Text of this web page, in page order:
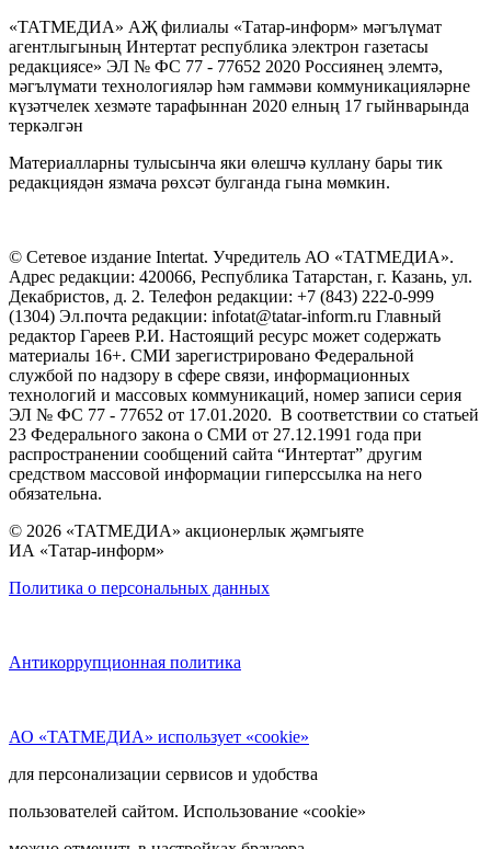
«ТАТМЕДИА» АҖ филиалы «Татар-информ» мәгълүмат
агентлыгының Интертат республика электрон газетасы
редакциясе» ЭЛ № ФС 77 - 77652 2020 Россиянең элемтә,
мәгълүмати технологияләр һәм гаммәви коммуникацияләрне
күзәтчелек хезмәте тарафыннан 2020 елның 17 гыйнварында
теркәлгән
Материалларны тулысынча яки өлешчә куллану бары тик
редакциядән язмача рөхсәт булганда гына мөмкин.
© Сетевое издание Intertat. Учредитель АО «ТАТМЕДИА».
Адрес редакции: 420066, Республика Татарстан, г. Казань, ул.
Декабристов, д. 2. Телефон редакции: +7 (843) 222-0-999
(1304) Эл.почта редакции: infotat@tatar-inform.ru Главный
редактор Гареев Р.И. Настоящий ресурс может содержать
материалы 16+. СМИ зарегистрировано Федеральной
службой по надзору в сфере связи, информационных
технологий и массовых коммуникаций, номер записи серия
ЭЛ № ФС 77 - 77652 от 17.01.2020. В соответствии со статьей
23 Федерального закона о СМИ от 27.12.1991 года при
распространении сообщений сайта “Интертат” другим
средством массовой информации гиперссылка на него
обязательна.
© 2026 «ТАТМЕДИА» акционерлык җәмгыяте
ИА «Татар-информ»
Политика о персональных данных
Антикоррупционная политика
АО «ТАТМЕДИА» использует «cookie»
для персонализации сервисов и удобства
пользователей сайтом. Использование «cookie»